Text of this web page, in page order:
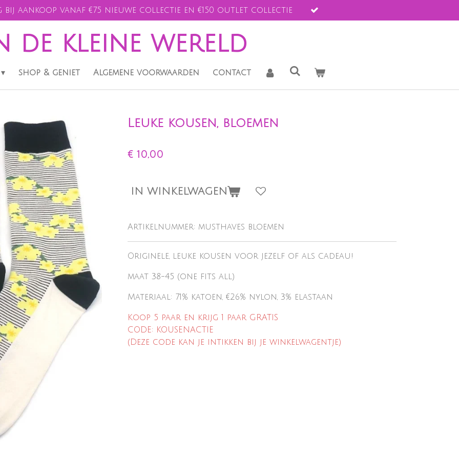
bij aankoop vanaf €75 nieuwe collectie en €150 outlet collectie
de kleine wereld
shop & geniet Algemene voorwaarden contact
Leuke kousen, bloemen
€ 10,00
IN WINKELWAGEN
Artikelnummer: musthaves bloemen
Originele, leuke kousen voor jezelf of als cadeau!
maat 38-45 (one fits all)
Materiaal: 71% katoen, €26% nylon, 3% elastaan
Koop 5 paar en krijg 1 paar GRATIS
CODE: KOUSENACTIE
(Deze code kan je intikken bij je winkelwagentje)